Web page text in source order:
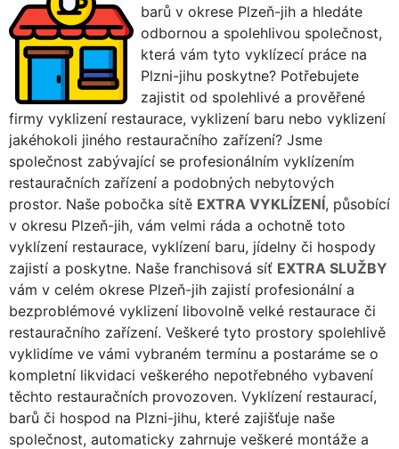
barů v okrese Plzeň-jih a hledáte
odbornou a spolehlivou společnost,
která vám tyto vyklízecí práce na
Plzni-jihu poskytne? Potřebujete
zajistit od spolehlivé a prověřené
firmy vyklizení restaurace, vyklizení baru nebo vyklizení
jakéhokoli jiného restauračního zařízení? Jsme
společnost zabývající se profesionálním vyklízením
restauračních zařízení a podobných nebytových
prostor. Naše pobočka sítě EXTRA VYKLÍZENÍ, působící
v okresu Plzeň-jih, vám velmi ráda a ochotně toto
vyklízení restaurace, vyklízení baru, jídelny či hospody
zajistí a poskytne. Naše franchisová síť EXTRA SLUŽBY
vám v celém okrese Plzeň-jih zajistí profesionální a
bezproblémové vyklizení libovolně velké restaurace či
restauračního zařízení. Veškeré tyto prostory spolehlivě
vyklidíme ve vámi vybraném termínu a postaráme se o
kompletní likvidaci veškerého nepotřebného vybavení
těchto restauračních provozoven. Vyklízení restaurací,
barů či hospod na Plzni-jihu, které zajišťuje naše
společnost, automaticky zahrnuje veškeré montáže a